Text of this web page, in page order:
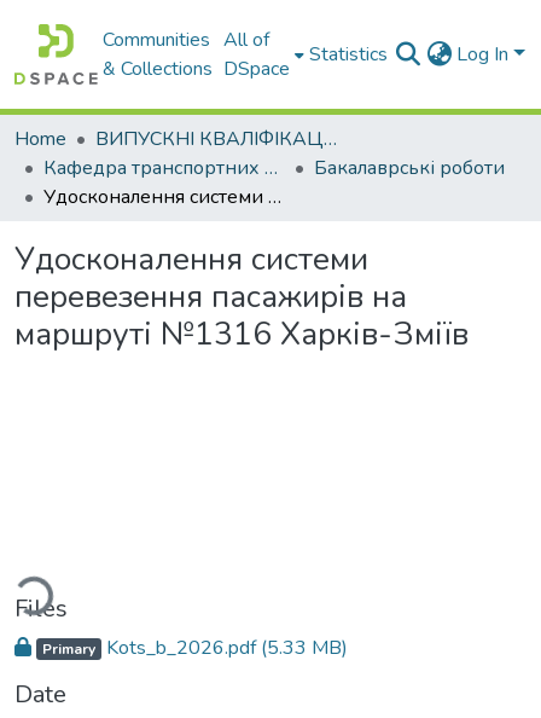
Communities
& Collections
All of
DSpace
Statistics Log In
Home
ВИПУСКНІ КВАЛІФІКАЦІЙНІ РОБОТИ
Кафедра транспортних систем і логістики
Бакалаврські роботи
Удосконалення системи перевезення пасажирів на маршруті №1316 Харків-Зміїв
Удосконалення системи
перевезення пасажирів на
маршруті №1316 Харків-Зміїв
Files
Primary Kots_b_2026.pdf(5.33 MB)
Date